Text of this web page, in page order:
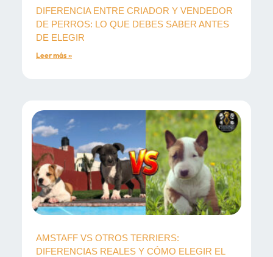
DIFERENCIA ENTRE CRIADOR Y VENDEDOR
DE PERROS: LO QUE DEBES SABER ANTES
DE ELEGIR
Leer más »
AMSTAFF VS OTROS TERRIERS:
DIFERENCIAS REALES Y CÓMO ELEGIR EL